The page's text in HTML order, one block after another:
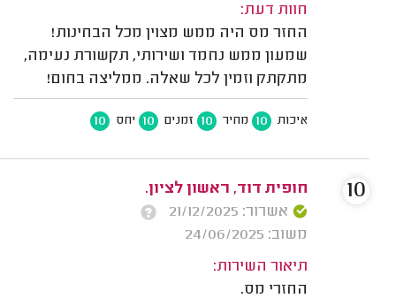
חוות דעת:
החזר מס היה ממש מצוין מכל הבחינות!
שמעון ממש נחמד ושירותי, תקשורת נעימה,
מתקתק וזמין לכל שאלה. ממליצה בחום!
איכות 10 מחיר 10 זמנים 10 יחס 10
חופית דוד, ראשון לציון.
אשרור: 21/12/2025
משוב: 24/06/2025
תיאור השירות:
החזרי מס.
10